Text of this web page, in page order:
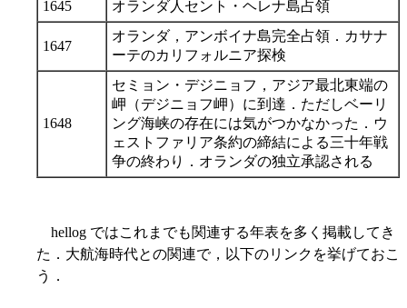
1645
オランダ人セント・ヘレナ島占領
1647
オランダ，アンボイナ島完全占領．カサナ
ーテのカリフォルニア探検
1648
セミョン・デジニョフ，アジア最北東端の
岬（デジニョフ岬）に到達．ただしベーリ
ング海峡の存在には気がつかなかった．ウ
ェストファリア条約の締結による三十年戦
争の終わり．オランダの独立承認される
hellog ではこれまでも関連する年表を多く掲載してき
た．大航海時代との関連で，以下のリンクを挙げておこ
う．